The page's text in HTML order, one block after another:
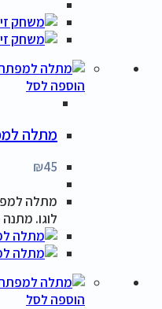
הוספה לסל
מתלה
₪45
מתלה
לוגו.
הוספה לסל